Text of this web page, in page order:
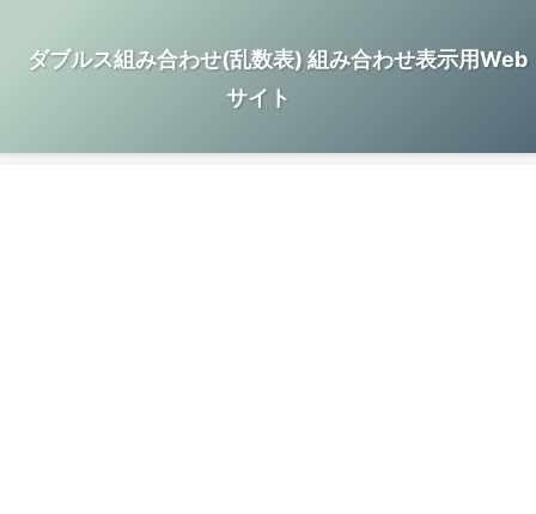
ダブルス組み合わせ(乱数表) 組み合わせ表示用Web
サイト